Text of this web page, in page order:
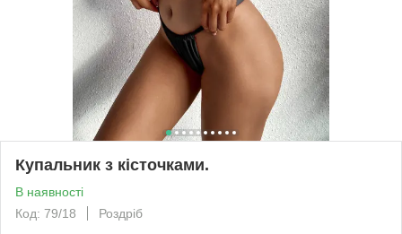
Купальник з кісточками.
В наявності
Код: 79/18
Роздріб